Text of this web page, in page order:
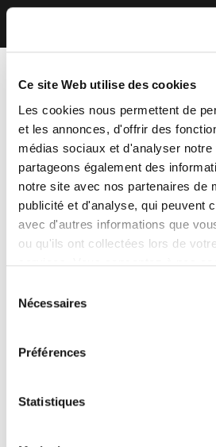
Ce site Web utilise des cookies
Les cookies nous permettent de
et les annonces, d'offrir des
médias sociaux et d'analyser notre
partageons également des
notre site avec nos partenaires de
publicité et d'analyse, qui peuvent
avec d'autres informations que
ou qu'ils ont collectées lors de
Nécessaires
Préférences
Statistiques